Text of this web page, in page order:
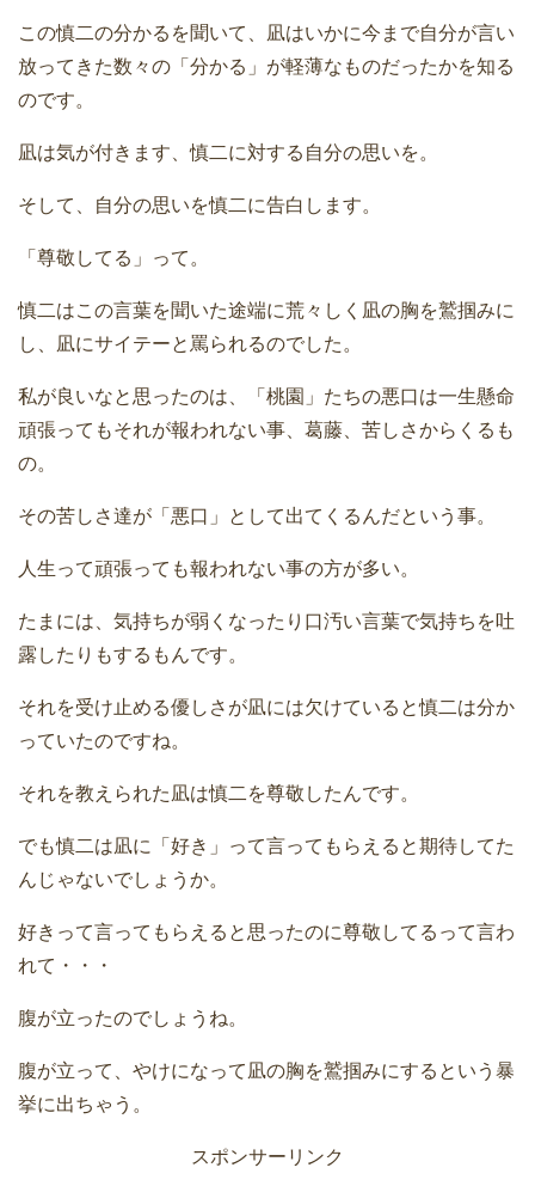
この慎二の分かるを聞いて、凪はいかに今まで自分が言い
放ってきた数々の「分かる」が軽薄なものだったかを知る
のです。
凪は気が付きます、慎二に対する自分の思いを。
そして、自分の思いを慎二に告白します。
「尊敬してる」って。
慎二はこの言葉を聞いた途端に荒々しく凪の胸を鷲掴みに
し、凪にサイテーと罵られるのでした。
私が良いなと思ったのは、「桃園」たちの悪口は一生懸命
頑張ってもそれが報われない事、葛藤、苦しさからくるも
の。
その苦しさ達が「悪口」として出てくるんだという事。
人生って頑張っても報われない事の方が多い。
たまには、気持ちが弱くなったり口汚い言葉で気持ちを吐
露したりもするもんです。
それを受け止める優しさが凪には欠けていると慎二は分か
っていたのですね。
それを教えられた凪は慎二を尊敬したんです。
でも慎二は凪に「好き」って言ってもらえると期待してた
んじゃないでしょうか。
好きって言ってもらえると思ったのに尊敬してるって言わ
れて・・・
腹が立ったのでしょうね。
腹が立って、やけになって凪の胸を鷲掴みにするという暴
挙に出ちゃう。
スポンサーリンク